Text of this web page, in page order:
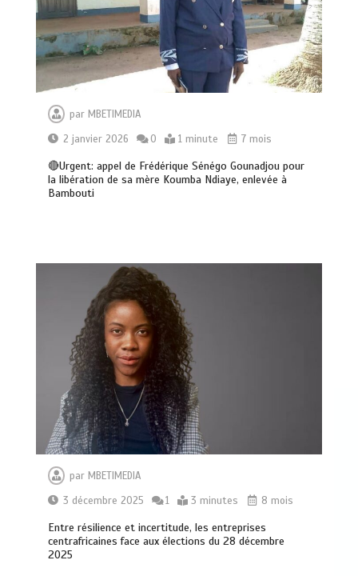
parMBETIMEDIA
2 janvier 2026
0 1 minute 7 mois
🔴Urgent: appel de Frédérique Sénégo Gounadjou pour
la libération de sa mère Koumba Ndiaye, enlevée à
Bambouti
par MBETIMEDIA
3 décembre 2025
1 3 minutes 8 mois
Entre résilience et incertitude, les entreprises
centrafricaines face aux élections du 28 décembre
2025